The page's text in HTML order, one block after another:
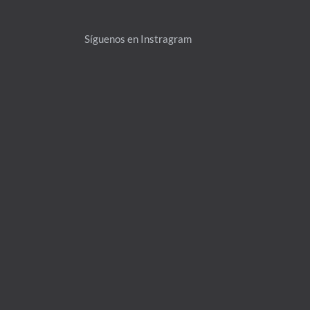
Síguenos en Instragram